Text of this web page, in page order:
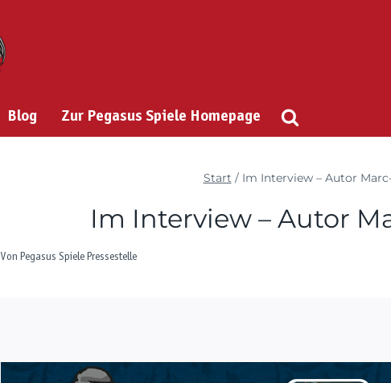
Blog Zur Pegasus Spiele Homepage
Start / Im Interview – Autor
Im Interview – Autor
Von Pegasus Spiele Pressestelle